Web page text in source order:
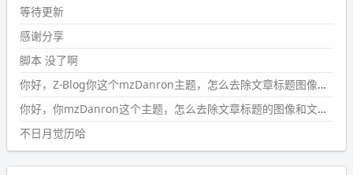
#PubWord
条嘟？？？？
wdssmq
2024-09-15 10:32:07
#PubWordVSCode 内 git 操作卡住的时候没办法主动取消
一直是个痛点，一般都是推送或拉取，今天连提交都卡
了。。
wdssmq
2024-09-11 08:45:43
等待更新
感谢分享
脚本 没了啊
你好，Z-Blog你这个mzDanron主题，怎么去除文章标题图像和文章摘要，仅显示标题，感谢回复！
你好，你mzDanron这个主题，怎么去除文章标题的图像和文章摘要！仅显示标题，感谢回复解决！
不日月觉历哈